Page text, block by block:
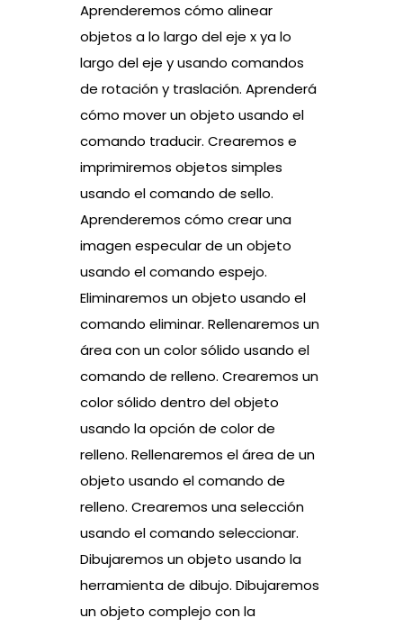
Aprenderemos cómo alinear
objetos a lo largo del eje x ya lo
largo del eje y usando comandos
de rotación y traslación. Aprenderá
cómo mover un objeto usando el
comando traducir. Crearemos e
imprimiremos objetos simples
usando el comando de sello.
Aprenderemos cómo crear una
imagen especular de un objeto
usando el comando espejo.
Eliminaremos un objeto usando el
comando eliminar. Rellenaremos un
área con un color sólido usando el
comando de relleno. Crearemos un
color sólido dentro del objeto
usando la opción de color de
relleno. Rellenaremos el área de un
objeto usando el comando de
relleno. Crearemos una selección
usando el comando seleccionar.
Dibujaremos un objeto usando la
herramienta de dibujo. Dibujaremos
un objeto complejo con la